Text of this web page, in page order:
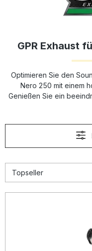
GPR Exhaust
Optimieren Sie den
Nero 250 mit einem
Genießen Sie ein